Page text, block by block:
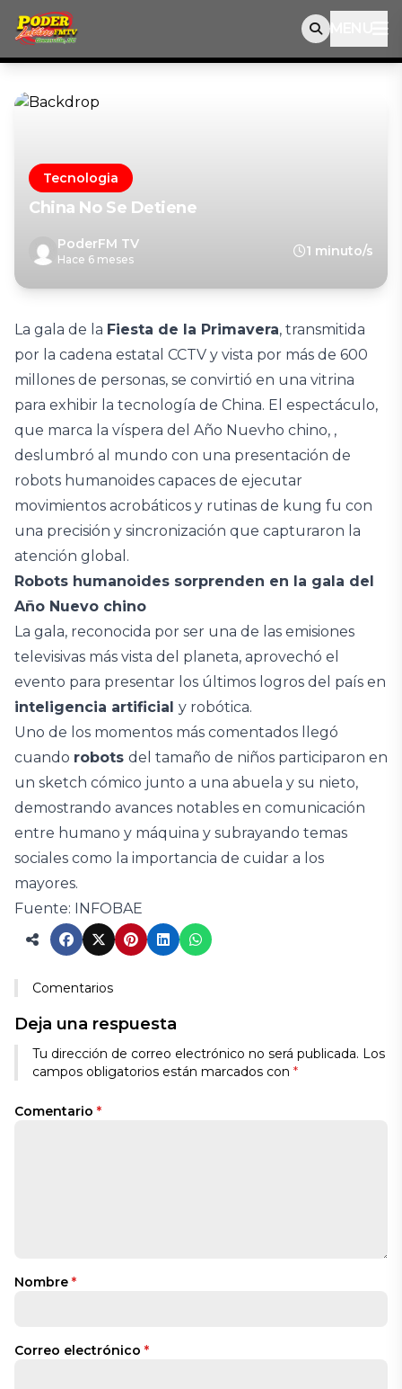
MENU
Tecnologia
China No Se Detiene
PoderFM TV
Hace 6 meses
1 minuto/s
La gala de la Fiesta de la Primavera, transmitida
por la cadena estatal CCTV y vista por más de 600
millones de personas, se convirtió en una vitrina
para exhibir la tecnología de China. El espectáculo,
que marca la víspera del Año Nuevho chino, ,
deslumbró al mundo con una presentación de
robots humanoides capaces de ejecutar
movimientos acrobáticos y rutinas de kung fu con
una precisión y sincronización que capturaron la
atención global.
Robots humanoides sorprenden en la gala del
Año Nuevo chino
La gala, reconocida por ser una de las emisiones
televisivas más vista del planeta, aprovechó el
evento para presentar los últimos logros del país en
inteligencia artificial y robótica.
Uno de los momentos más comentados llegó
cuando robots del tamaño de niños participaron en
un sketch cómico junto a una abuela y su nieto,
demostrando avances notables en comunicación
entre humano y máquina y subrayando temas
sociales como la importancia de cuidar a los
mayores.
Fuente: INFOBAE
Comentarios
Deja una respuesta
Tu dirección de correo electrónico no será publicada. Los
campos obligatorios están marcados con *
Comentario *
Nombre *
Correo electrónico *